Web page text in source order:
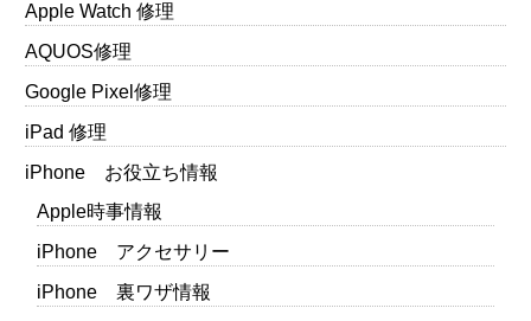
Apple Watch 修理
AQUOS修理
Google Pixel修理
iPad 修理
iPhone お役立ち情報
Apple時事情報
iPhone アクセサリー
iPhone 裏ワザ情報